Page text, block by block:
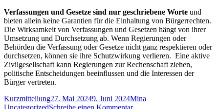
Verfassungen und Gesetze sind nur geschriebene Worte und
bieten allein keine Garantien für die Einhaltung von Bürgerrechten.
Die Wirksamkeit von Verfassungen und Gesetzen hängt von ihrer
Umsetzung und Durchsetzung ab. Wenn Regierungen oder
Behörden die Verfassung oder Gesetze nicht ganz respektieren oder
durchsetzen, können sie ihre Schutzwirkung verlieren. Eine aktive
Zivilgesellschaft kann Regierungen zur Rechenschaft ziehen,
politische Entscheidungen beeinflussen und die Interessen der
Bürger vertreten.
Format
KurzmitteilungVeröffentlicht
am
27. Mai 20249. Juni 2024Autor
Mina
UncategorizedSchreibe einen Kommentarzu